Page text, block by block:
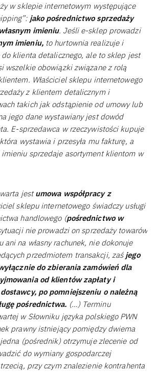
w sklepie internetowym występujące
jako pośrednictwo sprzedaży
imieniu. Jeśli e-sklep prowadzi
imieniu,to hurtownia realizuje i
do klienta detalicznego, ale to sklep jest
wszelkie obowiązki związane z rolą
Właściciel sklepu internetowego
z klientem detalicznym i
takich jak odstąpienie od umowy lub
jego dane wystawiany jest dowód
E-sprzedawca w rzeczywistości kupuje
wystawia i przesyła mu fakturę, a
sprzedaje asortyment klientom w
jestumowa współpracy z
sklepu internetowego świadczy usługi
handlowego (pośrednictwo w
nie prowadzi on sprzedaży towarów
ani na własny rachunek, nie dokonuje
przedmiotem transakcji, zaś jego
do zbierania zamówień dla
od klientów zapłaty i
po pomniejszeniu o należną
pośrednictwa. (…) Terminu
w Słowniku języka polskiego PWN
prawny istniejący pomiędzy dwiema
(pośrednik) otrzymuje zlecenie od
do wymiany gospodarczej
przy czym znalezienie kontrahenta